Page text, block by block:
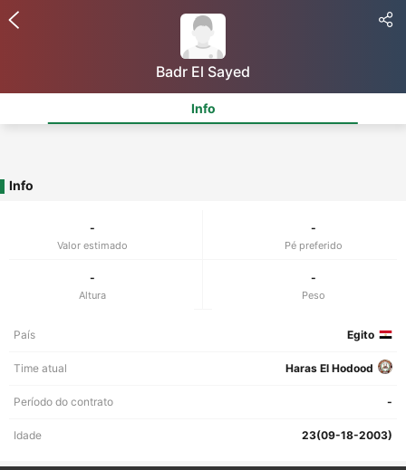
Badr El Sayed
Info
Info
-
Valor estimado
-
Pé preferido
-
Altura
-
Peso
País Egito
Time atual Haras El Hodood
Período do contrato -
Idade 23(09-18-2003)